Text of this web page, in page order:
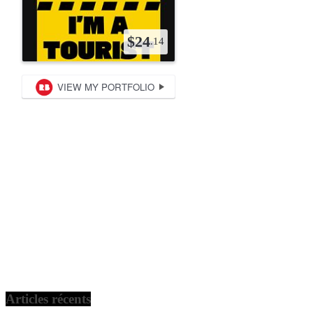
Articles récents